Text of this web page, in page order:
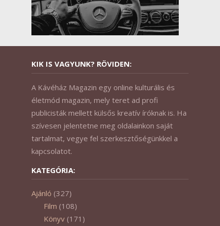
KIK IS VAGYUNK? RÖVIDEN:
A Kávéház Magazin egy online kulturális és
életmód magazin, mely teret ad profi
publicisták mellett külsős kreatív íróknak is. Ha
szívesen jelentetne meg oldalainkon saját
tartalmat, vegye fel szerkesztőségünkkel a
kapcsolatot.
KATEGÓRIA:
Ajánló (327)
Film (108)
Könyv (171)